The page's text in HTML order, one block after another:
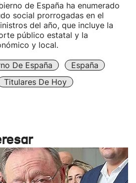
de España ha enumerado
social prorrogadas en el
del año, que incluye la
público estatal y la
y local.
De España
España
Titulares De Hoy